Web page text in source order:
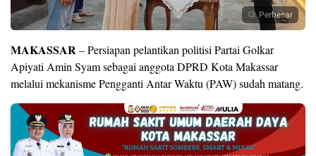
Perbesar
MAKASSAR– Persiapan pelantikan politisi Partai Golkar
Apiyati Amin Syam sebagai anggota DPRD Kota Makassar
melalui mekanisme Pengganti Antar Waktu (PAW) sudah matang.